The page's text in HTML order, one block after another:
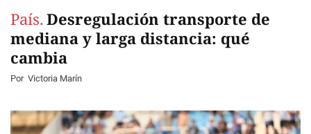
País. Desregulación transporte de
mediana y larga distancia: qué
cambia
Por Victoria Marín